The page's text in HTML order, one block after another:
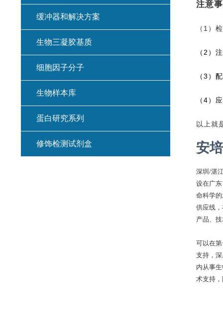
注意
（1）
（2）
（3）
（4）
以上就
安
深圳 /湛
设在广
命科学
供应线
产品、
可以在
支持，
内从事
术支持
缓冲器和解决方案
生物三凝胶基质
细胞因子分子
生物样本库
蛋白研究系列
修饰检测试剂盒